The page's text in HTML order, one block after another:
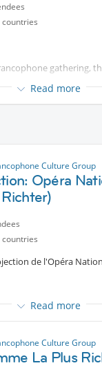
gathering,
... or if you
touch in your
francophone - ça
en bonne
Read more
Culture Group
Opéra
de l'Opéra
Read more
Culture Group
La Plus